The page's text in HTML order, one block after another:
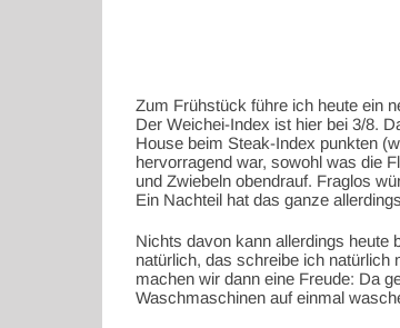
Zum Frühstück führe ich heute ein
Der Weichei-Index ist hier bei 3/8.
House beim Steak-Index punkten
hervorragend war, sowohl was die
und Zwiebeln obendrauf. Fraglos
Ein Nachteil hat das ganze
Nichts davon kann allerdings heute
natürlich, das schreibe ich natürlich
machen wir dann eine Freude: Da
Waschmaschinen auf einmal